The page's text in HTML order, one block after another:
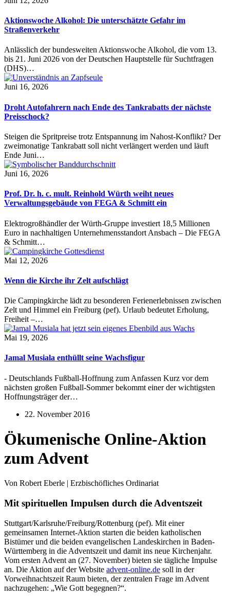
Aktionswoche Alkohol: Die unterschätzte Gefahr im
Straßenverkehr
Anlässlich der bundesweiten Aktionswoche Alkohol, die vom 13.
bis 21. Juni 2026 von der Deutschen Hauptstelle für Suchtfragen
(DHS)…
Juni 16, 2026
Droht Autofahrern nach Ende des Tankrabatts der nächste
Preisschock?
Steigen die Spritpreise trotz Entspannung im Nahost-Konflikt? Der
zweimonatige Tankrabatt soll nicht verlängert werden und läuft
Ende Juni…
Juni 16, 2026
Prof. Dr. h. c. mult. Reinhold Würth weiht neues
Verwaltungsgebäude von FEGA & Schmitt ein
Elektrogroßhändler der Würth-Gruppe investiert 18,5 Millionen
Euro in nachhaltigen Unternehmensstandort Ansbach – Die FEGA
& Schmitt…
Mai 12, 2026
Wenn die Kirche ihr Zelt aufschlägt
Die Campingkirche lädt zu besonderen Ferienerlebnissen zwischen
Zelt und Himmel ein Freiburg (pef). Urlaub bedeutet Erholung,
Freiheit –…
Mai 19, 2026
Jamal Musiala enthüllt seine Wachsfigur
- Deutschlands Fußball-Hoffnung zum Anfassen Kurz vor dem
nächsten großen Fußball-Sommer bekommt einer der wichtigsten
Hoffnungsträger der…
22. November 2016
Ökumenische Online-Aktion
zum Advent
Von Robert Eberle | Erzbischöfliches Ordinariat
Mit spirituellen Impulsen durch die Adventszeit
Stuttgart/Karlsruhe/Freiburg/Rottenburg (pef). Mit einer
gemeinsamen Internet-Aktion starten die beiden katholischen
Bistümer und die beiden evangelischen Landeskirchen in Baden-
Württemberg in die Adventszeit und damit ins neue Kirchenjahr.
Vom ersten Advent an (27. November) bieten sie tägliche Impulse
an. Die Aktion auf der Website advent-online.de soll in der
Vorweihnachtszeit Raum bieten, der zentralen Frage im Advent
nachzugehen: „Wie Gott begegnen?“.